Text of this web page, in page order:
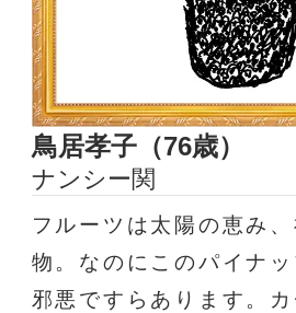
鳥居孝子（76歳）
ナンシー関
フルーツは太陽の恵み
物。なのにこのパイナッ
邪悪ですらあります。